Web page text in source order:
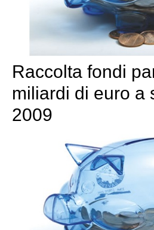
Raccolta fondi
miliardi di euro a
2009